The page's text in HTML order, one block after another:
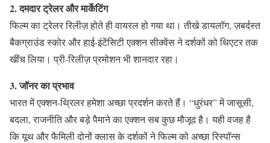
2. दमदार ट्रेलर और मार्केटिंग
फिल्म का ट्रेलर रिलीज़ होते ही वायरल हो गया था। तीखे डायलॉग, ज़बर्दस्त
बैकग्राउंड स्कोर और हाई-इंटेंसिटी एक्शन सीक्वेंस ने दर्शकों को थिएटर तक
खींच लिया। प्री-रिलीज़ प्रमोशन भी शानदार रहा।
3. जॉनर का प्रभाव
भारत में एक्शन-थ्रिलर हमेशा अच्छा प्रदर्शन करते हैं। “धुरंधर” में जासूसी,
बदला, राजनीति और बड़े पैमाने का एक्शन सब कुछ मौजूद है। यही वजह है
कि यूथ और फैमिली दोनों क्लास के दर्शकों ने फिल्म को अच्छा रिस्पॉन्स